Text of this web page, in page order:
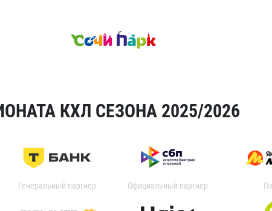
КХЛ СЕЗОНА 2025/2026
Генеральный партнер Официальный партнер